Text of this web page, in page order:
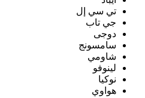
تي سي إل
جي تاب
دوجى
سامسونج
شاومي
لينوفو
نوكيا
هواوي